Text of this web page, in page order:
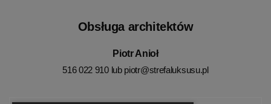
Obsługa architektów
Piotr Anioł
516 022 910 lub piotr@strefaluksusu.pl